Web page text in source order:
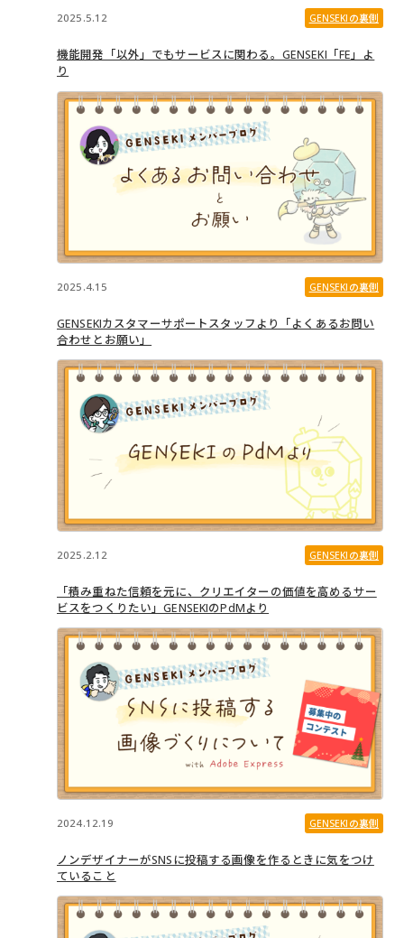
2025.5.12 GENSEKIの裏側
機能開発「以外」でもサービスに関わる。GENSEKI「FE」よ
り
2025.4.15 GENSEKIの裏側
GENSEKIカスタマーサポートスタッフより「よくあるお問い
合わせとお願い」
2025.2.12 GENSEKIの裏側
「積み重ねた信頼を元に、クリエイターの価値を高めるサー
ビスをつくりたい」GENSEKIのPdMより
2024.12.19 GENSEKIの裏側
ノンデザイナーがSNSに投稿する画像を作るときに気をつけ
ていること